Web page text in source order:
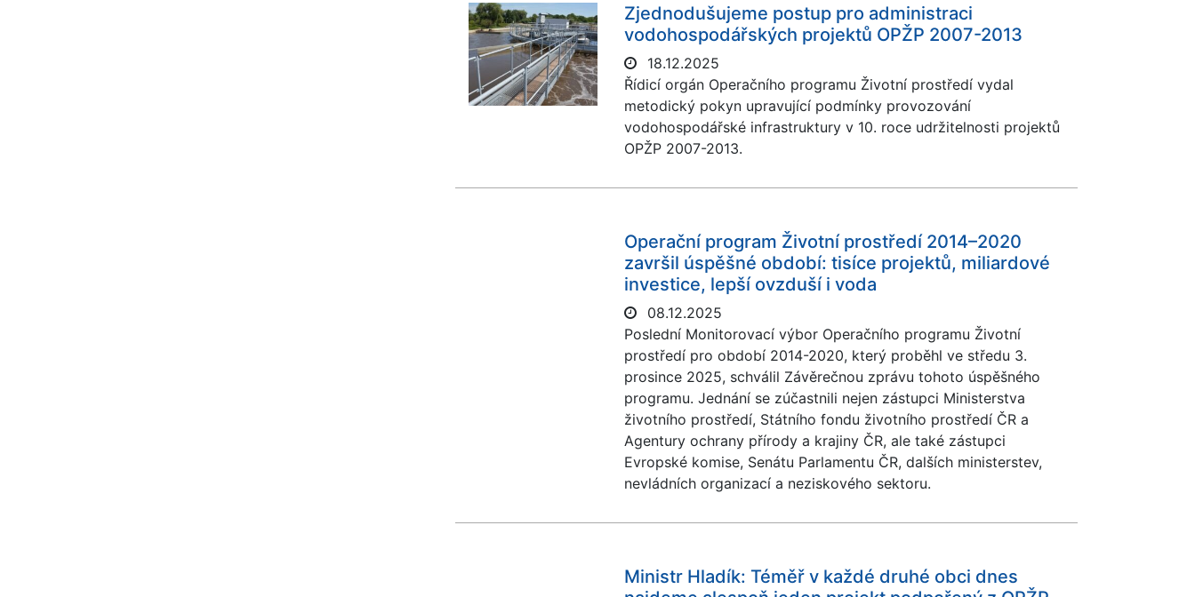
Zjednodušujeme postup pro administraci
vodohospodářských projektů OPŽP 2007-2013
18.12.2025
Řídicí orgán Operačního programu Životní prostředí vydal
metodický pokyn upravující podmínky provozování
vodohospodářské infrastruktury v 10. roce udržitelnosti projektů
OPŽP 2007-2013.
Operační program Životní prostředí 2014–2020
završil úspěšné období: tisíce projektů, miliardové
investice, lepší ovzduší i voda
08.12.2025
Poslední Monitorovací výbor Operačního programu Životní
prostředí pro období 2014-2020, který proběhl ve středu 3.
prosince 2025, schválil Závěrečnou zprávu tohoto úspěšného
programu. Jednání se zúčastnili nejen zástupci Ministerstva
životního prostředí, Státního fondu životního prostředí ČR a
Agentury ochrany přírody a krajiny ČR, ale také zástupci
Evropské komise, Senátu Parlamentu ČR, dalších ministerstev,
nevládních organizací a neziskového sektoru.
Ministr Hladík: Téměř v každé druhé obci dnes